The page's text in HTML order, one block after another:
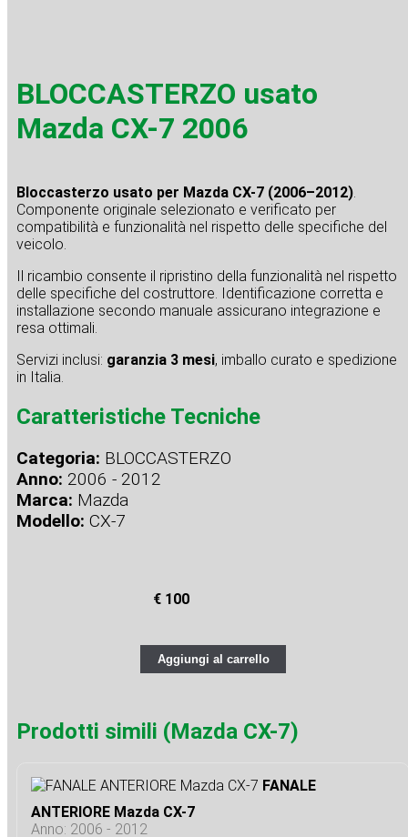
BLOCCASTERZO usato
Mazda CX-7 2006
Bloccasterzo usato per Mazda CX-7 (2006–2012).
Componente originale selezionato e verificato per
compatibilità e funzionalità nel rispetto delle specifiche del
veicolo.
Il ricambio consente il ripristino della funzionalità nel rispetto
delle specifiche del costruttore. Identificazione corretta e
installazione secondo manuale assicurano integrazione e
resa ottimali.
Servizi inclusi: garanzia 3 mesi, imballo curato e spedizione
in Italia.
Caratteristiche Tecniche
Categoria: BLOCCASTERZO
Anno: 2006 - 2012
Marca: Mazda
Modello: CX-7
€ 100
Aggiungi al carrello
Prodotti simili (Mazda CX-7)
FANALE
ANTERIORE Mazda CX-7
Anno: 2006 - 2012